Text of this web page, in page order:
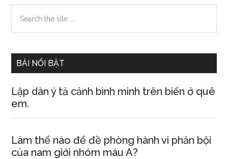
thuật
biếm,
của
Ái
truyện
Primary
Sidebar
the
BÀI NỔI BẬT
Lập dàn ý tả cảnh bình minh trên biển ở quê
em.
Làm thể nào để đề phòng hành vi phản bội
của nam giới nhóm máu A?